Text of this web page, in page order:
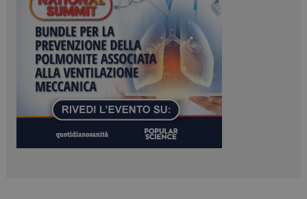
ARRAffinitySameSite
Microsoft Corporation
.www.dailyhealthindustry.it